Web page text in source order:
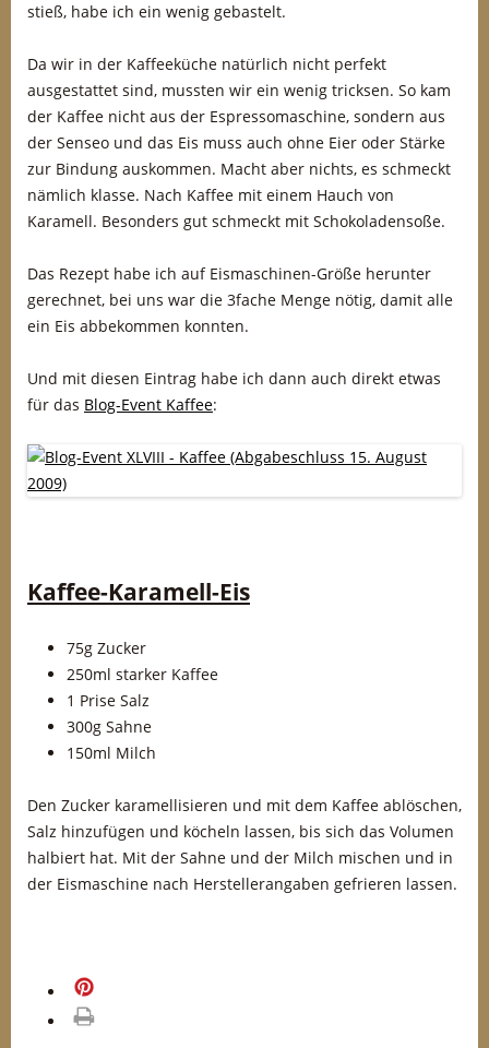
stieß, habe ich ein wenig gebastelt.
Da wir in der Kaffeeküche natürlich nicht perfekt
ausgestattet sind, mussten wir ein wenig tricksen. So kam
der Kaffee nicht aus der Espressomaschine, sondern aus
der Senseo und das Eis muss auch ohne Eier oder Stärke
zur Bindung auskommen. Macht aber nichts, es schmeckt
nämlich klasse. Nach Kaffee mit einem Hauch von
Karamell. Besonders gut schmeckt mit Schokoladensoße.
Das Rezept habe ich auf Eismaschinen-Größe herunter
gerechnet, bei uns war die 3fache Menge nötig, damit alle
ein Eis abbekommen konnten.
Und mit diesen Eintrag habe ich dann auch direkt etwas
für das Blog-Event Kaffee:
Kaffee-Karamell-Eis
75g Zucker
250ml starker Kaffee
1 Prise Salz
300g Sahne
150ml Milch
Den Zucker karamellisieren und mit dem Kaffee ablöschen,
Salz hinzufügen und köcheln lassen, bis sich das Volumen
halbiert hat. Mit der Sahne und der Milch mischen und in
der Eismaschine nach Herstellerangaben gefrieren lassen.